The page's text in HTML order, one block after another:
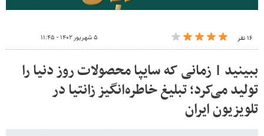
۱۶ نفر ۵ شهریور ۱۴۰۲ - ۱۱:۴۵
ببینید | زمانی که سایپا محصولات روز دنیا را
تولید می‌کرد؛ تبلیغ خاطره‌انگیز زانتیا در
تلویزیون ایران